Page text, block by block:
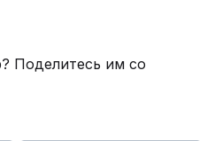
Поделитесь им со